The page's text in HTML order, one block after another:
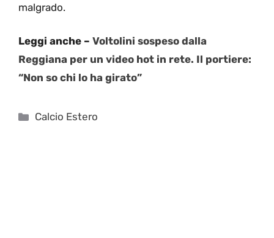
malgrado.
Leggi anche – Voltolini sospeso dalla
Reggiana per un video hot in rete. Il portiere:
“Non so chi lo ha girato”
Categorie
Calcio Estero